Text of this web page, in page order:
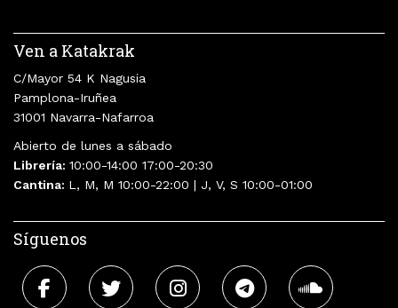
Ven a Katakrak
C/Mayor 54 K Nagusia
Pamplona-Iruñea
31001 Navarra-Nafarroa
Abierto de lunes a sábado
Librería: 10:00-14:00 17:00-20:30
Cantina: L, M, M 10:00-22:00 | J, V, S 10:00-01:00
Síguenos